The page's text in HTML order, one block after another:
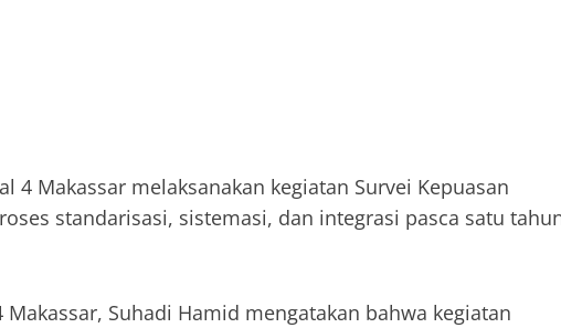
4 Makassar melaksanakan kegiatan Survei Kepuasan
standarisasi, sistemasi, dan integrasi pasca satu
Suhadi Hamid mengatakan bahwa kegiatan